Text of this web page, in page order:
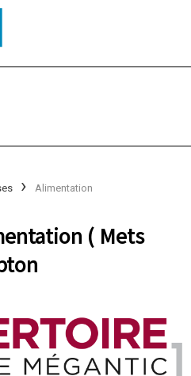
Alimentation
( Mets